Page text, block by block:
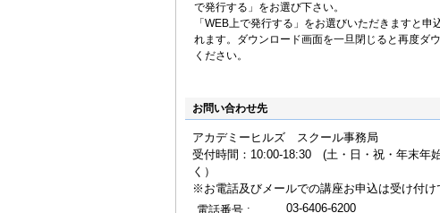
で発行する」をお選び下さい。
「WEB上で発行する」をお選びいただきますと
れます。ダウンロード画面を一旦閉じると再度ダ
ください。
お問い合わせ先
アカデミーヒルズ スクール事務局
受付時間：10:00-18:30 (土・日・祝・年末年
く）
※お電話及びメールでの講座お申込は受け付け
電話番号 :
03-6406-6200